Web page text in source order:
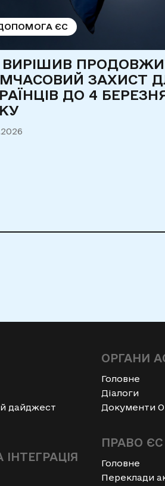
ЄС
ВИРІШИВ
ЗАХИСТ
ДО 4
дайджест
ОРГАНИ
Головне
Діалоги
Документи
ПРАВО ЄС
Головне
Переклади